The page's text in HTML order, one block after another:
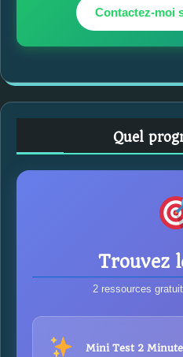
Contactez-moi
Quel
Trouvez
2 ressources
Mini Test 2